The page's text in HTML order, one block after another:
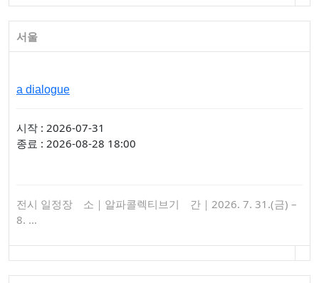
서울
a dialogue
시작 : 2026-07-31
종료 : 2026-08-28 18:00
전시 일정장 소｜알파콜렉티브기 간｜2026. 7. 31.(금) –
8. …